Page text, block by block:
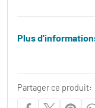
Plus
Partager ce produit: